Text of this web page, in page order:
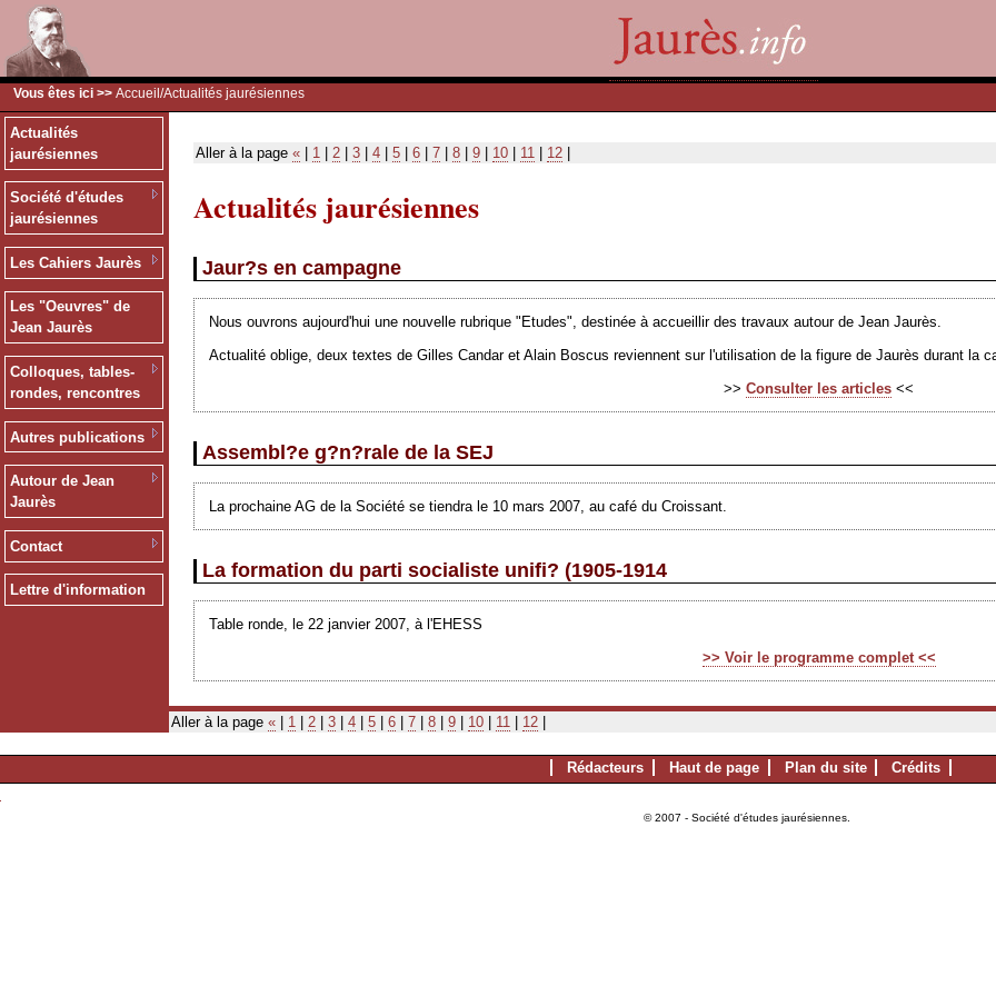
Vous êtes ici >> Accueil /Actualités jaurésiennes
Actualités
jaurésiennes
Société d'études
jaurésiennes
Les Cahiers Jaurès
Les "Oeuvres" de
Jean Jaurès
Colloques, tables-
rondes, rencontres
Autres publications
Autour de Jean
Jaurès
Contact
Lettre d'information
Aller à la page « 1 2 3 4 5 6 7 8 9 10 11 12
Actualités jaurésiennes
Jaur?s en campagne
Nous ouvrons aujourd'hui une nouvelle rubrique "Etudes", destinée à accueillir des travaux autour de Jean Jaurès.
Actualité oblige, deux textes de Gilles Candar et Alain Boscus reviennent sur l'utilisation de la figure de Jaurès durant la
>>Consulter les articles <<
Assembl?e g?n?rale de la SEJ
La prochaine AG de la Société se tiendra le 10 mars 2007, au café du Croissant.
La formation du parti socialiste unifi? (1905-1914
Table ronde, le 22 janvier 2007, à l'EHESS
>> Voir le programme complet <<
Aller à la page « 1 2 3 4 5 6 7 8 9 10 11 12
Rédacteurs Haut de page Plan du site Crédits
© 2007 - Société d'études jaurésiennes.